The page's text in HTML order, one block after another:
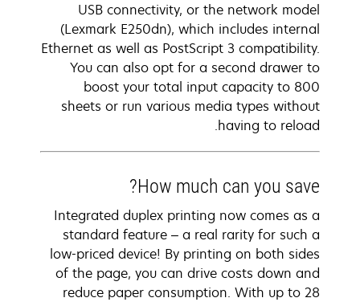
USB connectivity, or the network model
(Lexmark E250dn), which includes internal
Ethernet as well as PostScript 3 compatibility.
You can also opt for a second drawer to
boost your total input capacity to 800
sheets or run various media types without
having to reload.
How much can you save?
Integrated duplex printing now comes as a
standard feature – a real rarity for such a
low-priced device! By printing on both sides
of the page, you can drive costs down and
reduce paper consumption. With up to 28